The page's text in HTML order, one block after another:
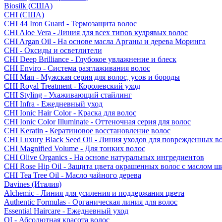
Biosilk (США)
CHI (США)
CHI 44 Iron Guard - Термозащита волос
CHI Aloe Vera - Линия для всех типов кудрявых волос
CHI Argan Oil - На основе масла Арганы и дерева Моринга
CHI - Оксиды и осветлители
CHI Deep Brilliance - Глубокое увлажнение и блеск
CHI Enviro - Система разглаживания волос
CHI Man - Мужская серия для волос, усов и бороды
CHI Royal Treatment - Королевский уход
CHI Styling - Ухаживающий стайлинг
CHI Infra - Ежедневный уход
CHI Ionic Hair Color - Краска для волос
CHI Ionic Color Illuminate - Оттеночная серия для волос
CHI Keratin - Кератиновое восстановление волос
CHI Luxury Black Seed Oil - Линия уходов для поврежденных
CHI Magnified Volume - Для тонких волос
CHI Olive Organics - На основе натуральных ингредиентов
CHI Rose Hip Oil - Защита цвета окрашенных волос с маслом
CHI Tea Tree Oil - Масло чайного дерева
Davines (Италия)
Alchemic - Линия для усиления и поддержания цвета
Authentic Formulas - Органическая линия для волос
Essential Haircare - Eжедневный уход
OI - Абсолютная красота волос